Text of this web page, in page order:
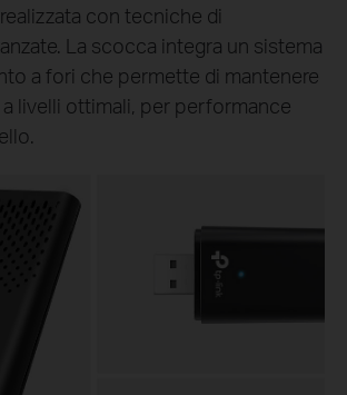
con tecniche di
La scocca integra un sistema
a fori che permette di mantenere
livelli ottimali, per performance